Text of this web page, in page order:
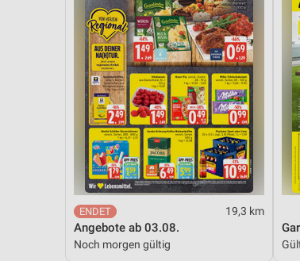
19,3 km
Angebote ab 03.08.
Noch morgen gültig